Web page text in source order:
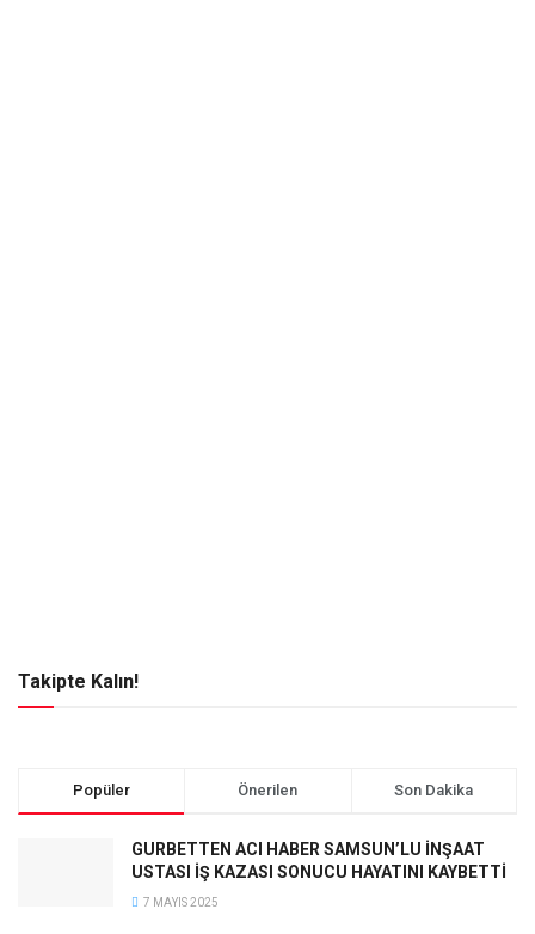
Takipte Kalın!
Popüler Önerilen Son Dakika
GURBETTEN ACI HABER SAMSUN’LU İNŞAAT
USTASI İŞ KAZASI SONUCU HAYATINI KAYBETTİ
7 MAYIS 2025